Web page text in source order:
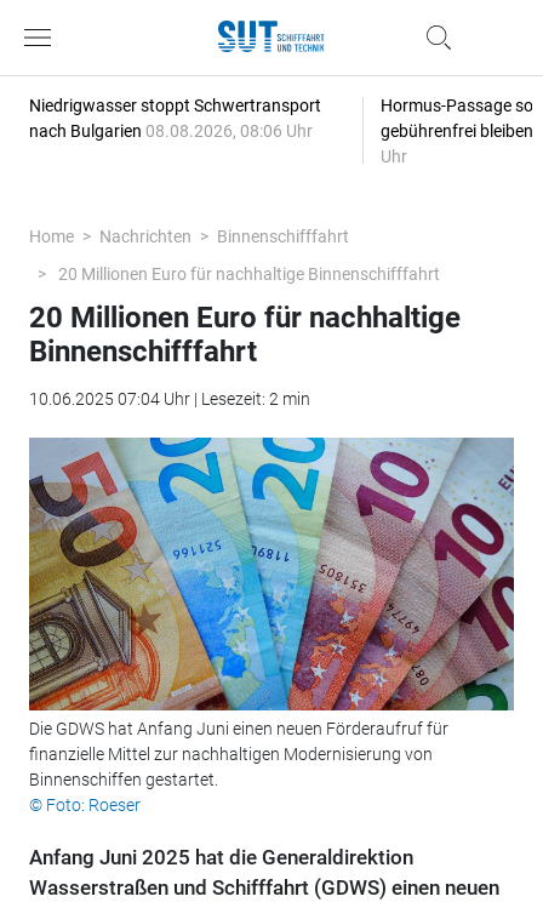
Niedrigwasser stoppt Schwertransport
nach Bulgarien 08.08.2026, 08:06 Uhr
Hormus-Passage
gebührenfrei bleiben
Uhr
Home Nachrichten
Binnenschifffahrt
20 Millionen Euro für nachhaltige Binnenschifffahrt
20 Millionen Euro für nachhaltige
Binnenschifffahrt
10.06.2025 07:04 Uhr | Lesezeit: 2 min
Die GDWS hat Anfang Juni einen neuen Förderaufruf für
finanzielle Mittel zur nachhaltigen Modernisierung von
Binnenschiffen gestartet.
© Foto: Roeser
Anfang Juni 2025 hat die Generaldirektion
Wasserstraßen und Schifffahrt (GDWS) einen neuen